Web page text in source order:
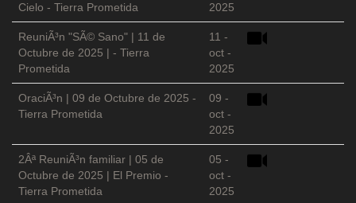
Cielo - Tierra Prometida
2025
ReuniÃ³n "SÃ© Sano" | 11 de
Octubre de 2025 | - Tierra
Prometida
11 -
oct -
2025
OraciÃ³n | 09 de Octubre de 2025 -
Tierra Prometida
09 -
oct -
2025
2Âª ReuniÃ³n familiar | 05 de
Octubre de 2025 | El Premio -
Tierra Prometida
05 -
oct -
2025